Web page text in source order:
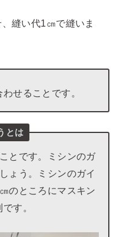
縫い代1㎝で縫いま
せることです。
とは
とです。ミシンのガ
ょう。ミシンのガイ
のところにマスキン
す。